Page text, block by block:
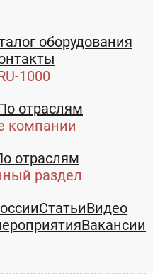
оборудования
1000
отраслям
компании
отраслям
раздел
СтатьиВидео
Вакансии